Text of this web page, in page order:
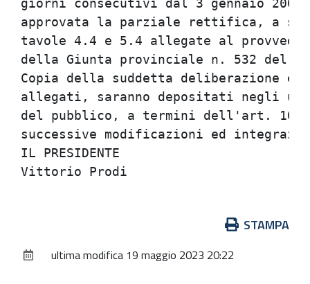
giorni consecutivi dal 3
approvata la parziale rettifica,
tavole 4.4 e 5.4 allegate al
della Giunta
Copia della suddetta
allegati, saranno depositati
del pubblico, a termini dell'art.
successive
IL
documento
STAMPA
ultima modifica 19 maggio 2023 20:22